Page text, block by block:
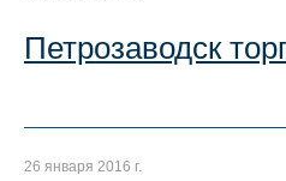
Петрозаводск
26 января 2016 г.